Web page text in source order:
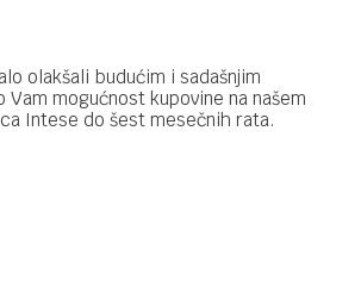
olakšali budućim i sadašnjim
mogućnost kupovine na našem
Intese do šest mesečnih rata.